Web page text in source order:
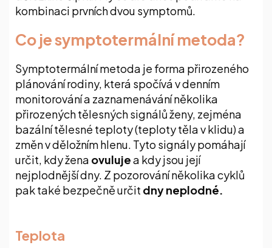
Výhody a nevýhody metody s využitím
Tempdropu
PROČ tedy začít?
A co nepravidelné cykly?
FAQ
Jaké chyby nejčastěji kazí záznamy v
symptotermální metodě
zaznamenat
kombinaci prvních dvou symptomů.
Co je symptotermální metoda?
Symptotermální metoda je forma přirozeného
plánování rodiny, která spočívá v denním
monitorování a zaznamenávání několika
přirozených tělesných signálů ženy, zejména
bazální tělesné teploty (teploty těla v klidu) a
změn v děložním hlenu. Tyto signály pomáhají
určit, kdy žena ovulujea kdy jsou její
nejplodnější dny. Z pozorování několika cyklů
pak také bezpečně určit dny neplodné.
Teplota